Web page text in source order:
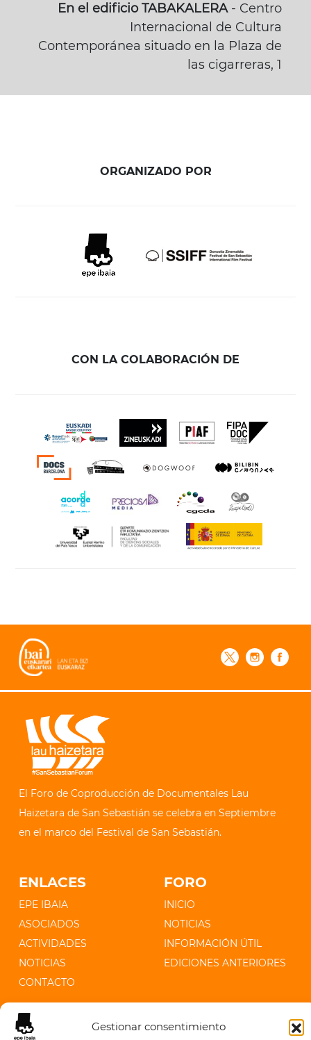
Gestionar consentimiento
En el edificio TABAKALERA- Centro
Internacional de Cultura
Contemporánea situado en la Plaza de
las cigarreras, 1
ORGANIZADO POR
CON LA COLABORACIÓN DE
El Foro de Coproducción de Documentales Lau
Haizetara de San Sebastián se celebra en Septiembre
en el marco del Festival de San Sebastián.
ENLACES
EPE IBAIA
ASOCIADOS
ACTIVIDADES
NOTICIAS
CONTACTO
FORO
INICIO
NOTICIAS
INFORMACIÓN ÚTIL
EDICIONES ANTERIORES
CONTACTO